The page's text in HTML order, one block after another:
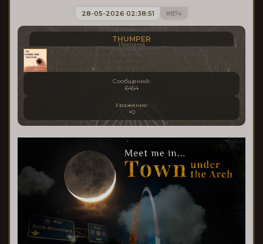
874
28-05-2026 02:38:51
THUMPER
Реклама
Сообщений:
6454
Уважение:
+0